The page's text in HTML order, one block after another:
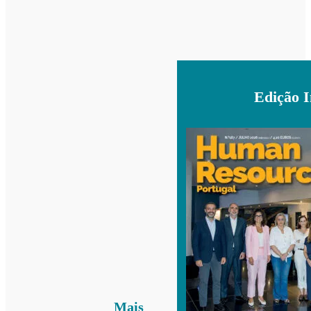
Mais
Edição